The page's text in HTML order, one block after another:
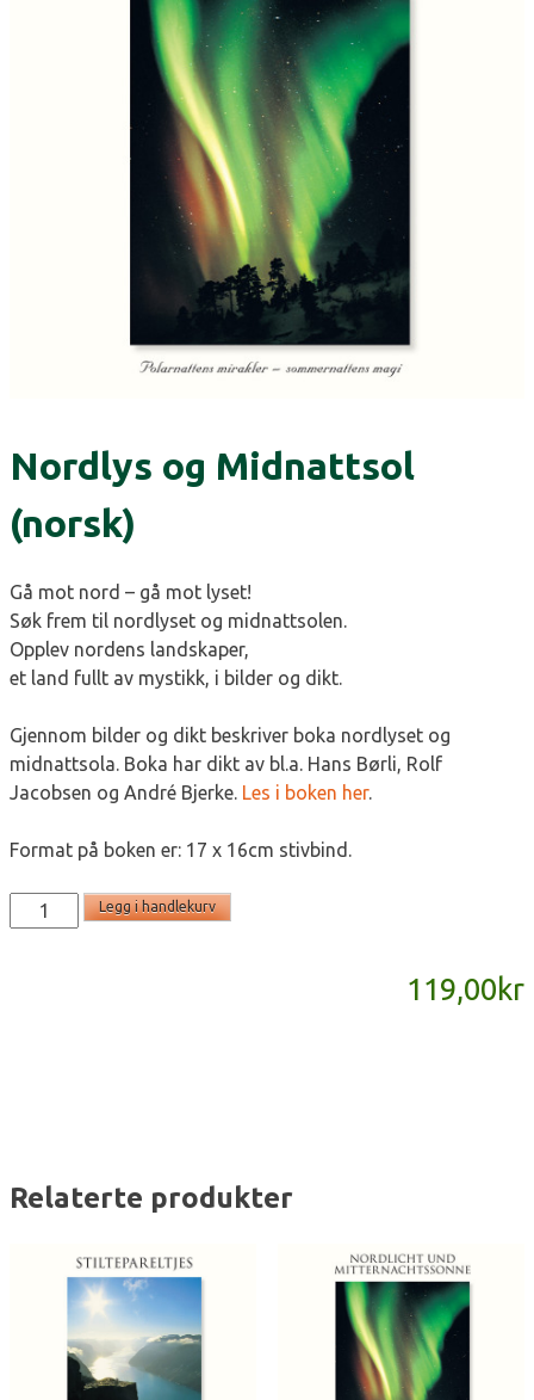
Nordlys og Midnattsol
(norsk)
Gå mot nord – gå mot lyset!
Søk frem til nordlyset og midnattsolen.
Opplev nordens landskaper,
et land fullt av mystikk, i bilder og dikt.
Gjennom bilder og dikt beskriver boka nordlyset og
midnattsola. Boka har dikt av bl.a. Hans Børli, Rolf
Jacobsen og André Bjerke. Les i boken her.
Format på boken er: 17 x 16cm stivbind.
Nordlys
og
Legg i handlekurv
119,00kr
Relaterte produkter